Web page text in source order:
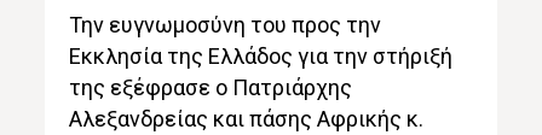
Την ευγνωμοσύνη του προς την
Εκκλησία της Ελλάδος για την στήριξή
της εξέφρασε ο Πατριάρχης
Αλεξανδρείας και πάσης Αφρικής κ.